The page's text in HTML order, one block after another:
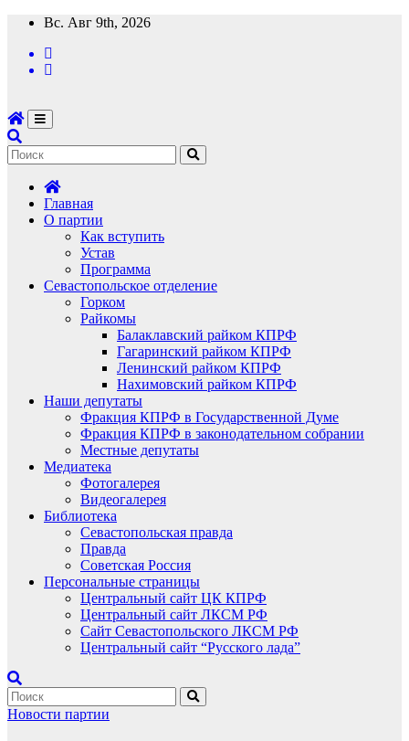
Перейти
содержимому
Вс. Авг 9th, 2026
Главная
О партии
Как вступить
Устав
Программа
Севастопольское отделение
Горком
Райкомы
Балаклавский райком КПРФ
Гагаринский райком КПРФ
Ленинский райком КПРФ
Нахимовский райком КПРФ
Наши депутаты
Фракция КПРФ в Государственной Думе
Фракция КПРФ в законодательном собрании
Местные депутаты
Медиатека
Фотогалерея
Видеогалерея
Библиотека
Севастопольская правда
Правда
Советская Россия
Персональные страницы
Центральный сайт ЦК КПРФ
Центральный сайт ЛКСМ РФ
Сайт Севастопольского ЛКСМ РФ
Центральный сайт “Русского лада”
Новости партии